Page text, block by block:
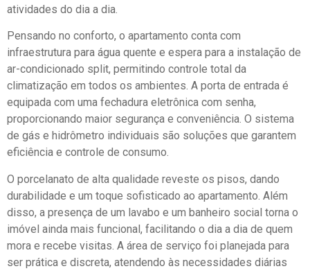
atividades do dia a dia.
Pensando no conforto, o apartamento conta com
infraestrutura para água quente e espera para a instalação de
ar-condicionado split, permitindo controle total da
climatização em todos os ambientes. A porta de entrada é
equipada com uma fechadura eletrônica com senha,
proporcionando maior segurança e conveniência. O sistema
de gás e hidrômetro individuais são soluções que garantem
eficiência e controle de consumo.
O porcelanato de alta qualidade reveste os pisos, dando
durabilidade e um toque sofisticado ao apartamento. Além
disso, a presença de um lavabo e um banheiro social torna o
imóvel ainda mais funcional, facilitando o dia a dia de quem
mora e recebe visitas. A área de serviço foi planejada para
ser prática e discreta, atendendo às necessidades diárias